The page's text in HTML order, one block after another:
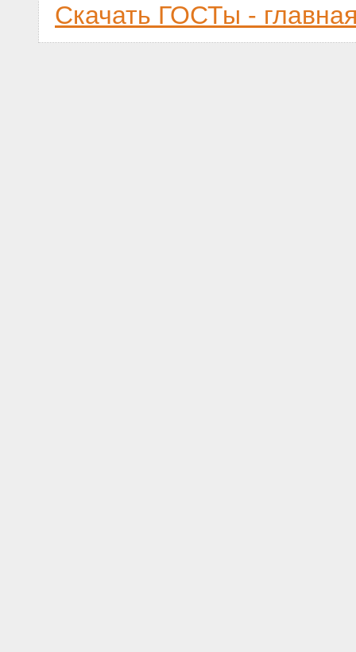
Скачать ГОСТы -